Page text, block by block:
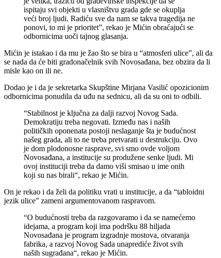
ispitaju svi objekti u vlasništvu grada gde se okuplja
veći broj ljudi. Radiću sve da nam se takva tragedija ne
ponovi, to mi je prioritet”, rekao je Mićin obraćajući se
odbornicima uoči tajnog glasanja.
Mićin je istakao i da mu je žao što se bira u “atmosferi ulice”, ali da
se nada da će biti gradonačelnik svih Novosađana, bez obzira da li
misle kao on ili ne.
Dodao je i da je sekretarka Skupštine Mirjana Vasilić opozicionim
odbornicima ponudila da uđu na sednicu, ali da su oni to odbili.
“Stabilnost je ključna za dalji razvoj Novog Sada.
Demokratiju treba negovati. Između nas i naših
političkih oponenata postoji neslaganje šta je budućnost
našeg grada, ali to ne treba pretvarati u destrukciju. Ovo
je dom plodonosne rasprave, svi smo ovde voljom
Novosađana, a institucije su produžene senke ljudi. Mi
ovoj instituciji treba da damo viši smisao u ime onih
koji su nas birali“, rekao je Mićin.
On je rekao i da želi da politiku vrati u institucije, a da “tabloidni
jezik ulice” zameni argumentovanom raspravom.
“O budućnosti treba da razgovaramo i da se namećemo
idejama, a program koji ima podršku 88 hiljada
Novosađana je program izgradnje mostova, otvaranja
fabrika, a razvoj Novog Sada unaprediće život svih
naših sugrađana“, rekao je Mićin.